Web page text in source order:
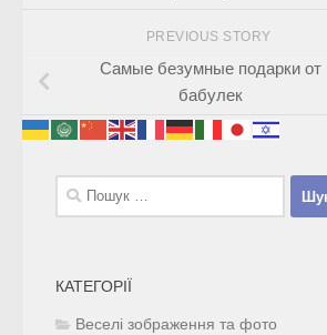
PREVIOUS STORY
Самые безумные подарки от
бабулек
Пошук:
КАТЕГОРІЇ
Веселі зображення та фото